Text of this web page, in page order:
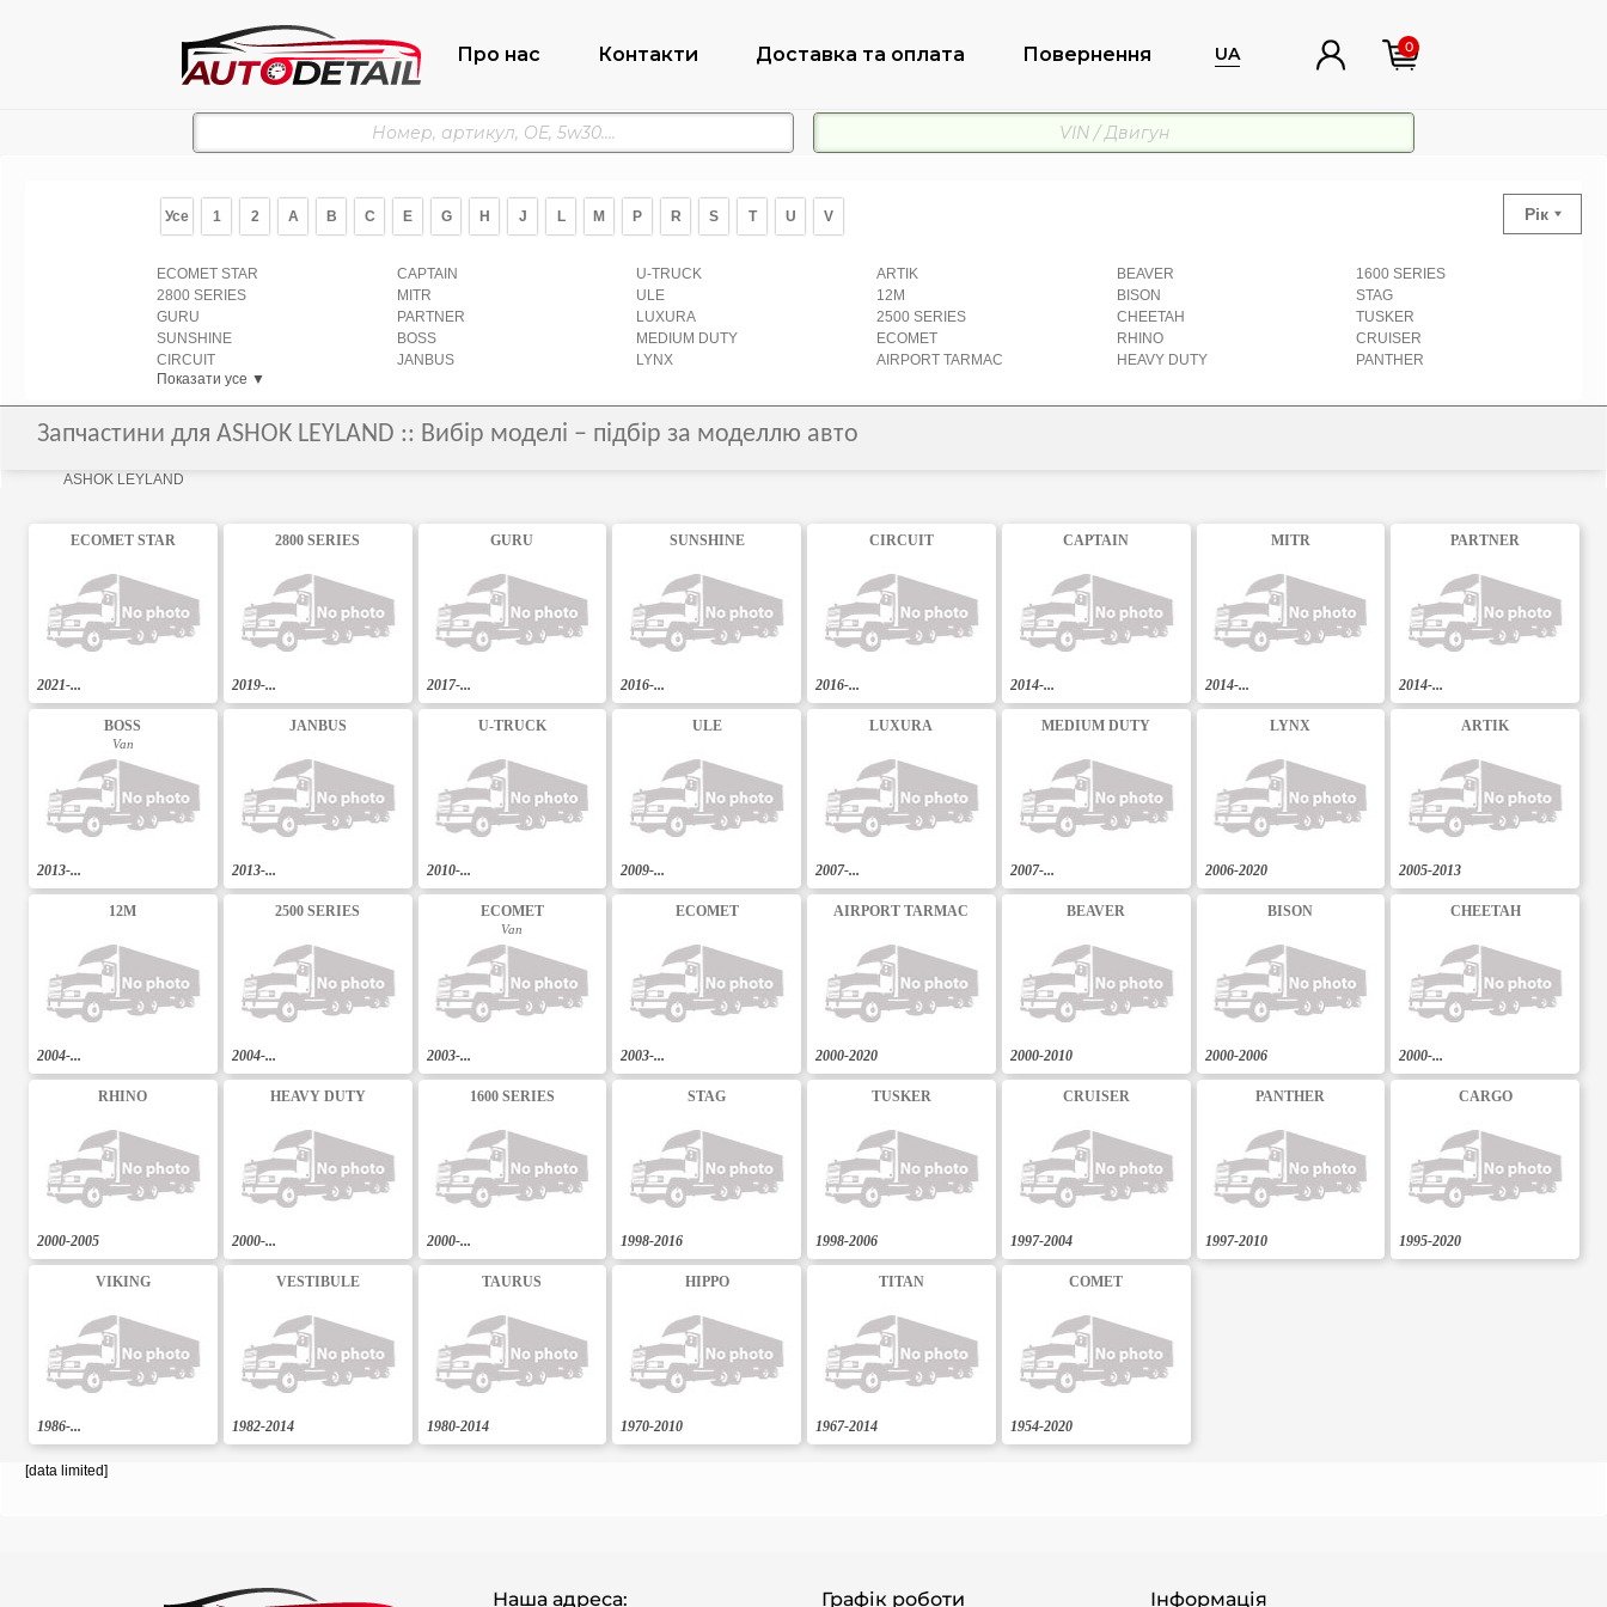
Про нас Контакти Доставка та оплата Повернення UA 0
Усе 1 2 A B C E G H J L M P R S T U V Рік
ECOMET STAR
2800 SERIES
GURU
SUNSHINE
CIRCUIT
CAPTAIN
MITR
PARTNER
BOSS
JANBUS
U-TRUCK
ULE
LUXURA
MEDIUM DUTY
LYNX
ARTIK
12M
2500 SERIES
ECOMET
AIRPORT TARMAC
BEAVER
BISON
CHEETAH
RHINO
HEAVY DUTY
1600 SERIES
STAG
TUSKER
CRUISER
PANTHER
Показати усе ▼
Запчастини для ASHOK LEYLAND :: Вибір моделі – підбір за моделлю авто
ASHOK LEYLAND
ECOMET STAR
2021-...
2800 SERIES
2019-...
GURU
2017-...
SUNSHINE
2016-...
CIRCUIT
2016-...
CAPTAIN
2014-...
MITR
2014-...
PARTNER
2014-...
BOSS
Van
2013-...
JANBUS
2013-...
U-TRUCK
2010-...
ULE
2009-...
LUXURA
2007-...
MEDIUM DUTY
2007-...
LYNX
2006-2020
ARTIK
2005-2013
12M
2004-...
2500 SERIES
2004-...
ECOMET
Van
2003-...
ECOMET
2003-...
AIRPORT TARMAC
2000-2020
BEAVER
2000-2010
BISON
2000-2006
CHEETAH
2000-...
RHINO
2000-2005
HEAVY DUTY
2000-...
1600 SERIES
2000-...
STAG
1998-2016
TUSKER
1998-2006
CRUISER
1997-2004
PANTHER
1997-2010
CARGO
1995-2020
VIKING
1986-...
VESTIBULE
1982-2014
TAURUS
1980-2014
HIPPO
1970-2010
TITAN
1967-2014
COMET
1954-2020
[data limited]
Наша адреса: Графік роботи Інформація